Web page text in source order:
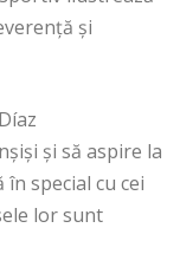
și
și să aspire la
special cu cei
lor sunt